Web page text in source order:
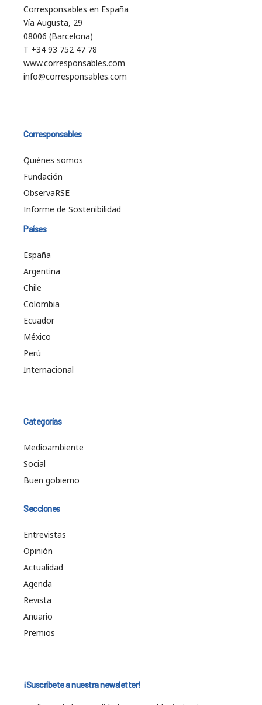
Corresponsables en España
Vía Augusta, 29
08006 (Barcelona)
T +34 93 752 47 78
www.corresponsables.com
info@corresponsables.com
Corresponsables
Quiénes somos
Fundación
ObservaRSE
Informe de Sostenibilidad
Países
España
Argentina
Chile
Colombia
Ecuador
México
Perú
Internacional
Categorías
Medioambiente
Social
Buen gobierno
Secciones
Entrevistas
Opinión
Actualidad
Agenda
Revista
Anuario
Premios
¡Suscríbete a nuestra newsletter!